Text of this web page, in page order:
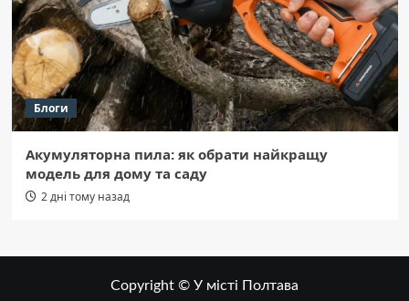
Блоги
Акумуляторна пила: як обрати найкращу
модель для дому та саду
2 дні тому назад
Copyright © У місті Полтава